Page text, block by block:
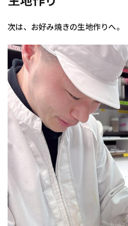
次は、お好み焼きの生地作りへ。